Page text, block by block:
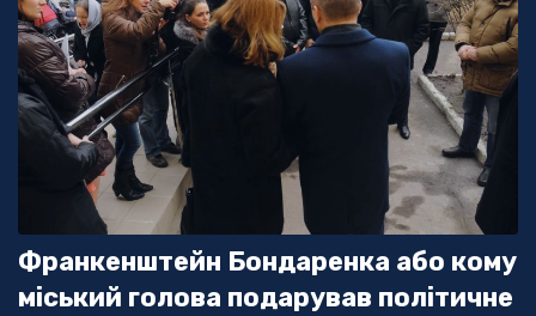
Франкенштейн Бондаренка або кому
міський голова подарував політичне